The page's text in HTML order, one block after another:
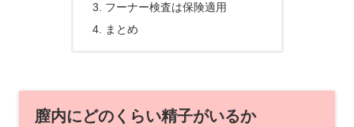
フーナー検査は保険適用
まとめ
膣内にどのくらい精子がいるか